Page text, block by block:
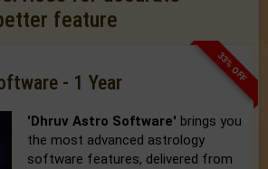
feature
33% OFF
- 1 Year
'Dhruv Astro Software' brings you
the most advanced astrology
software features, delivered from